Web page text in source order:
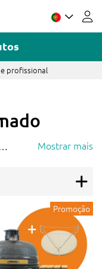
profissional
Mostrar mais
Promoção